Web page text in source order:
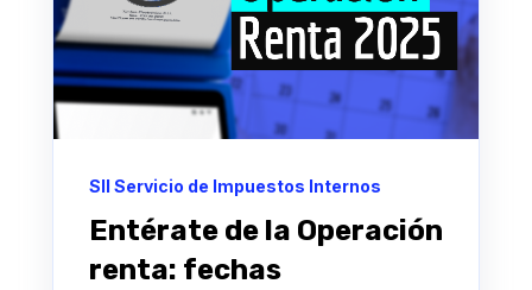
SII Servicio de Impuestos Internos
Entérate de la Operación
renta: fechas